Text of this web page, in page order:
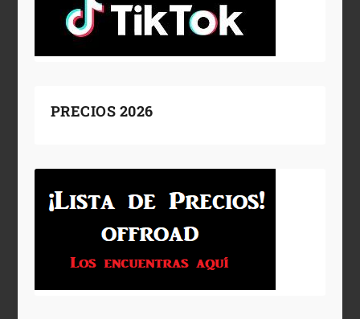
PRECIOS 2026